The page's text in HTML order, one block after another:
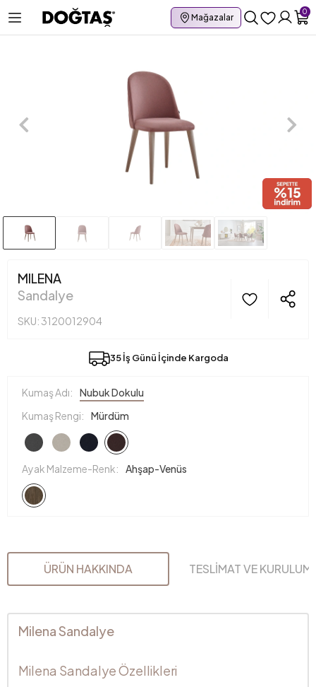
Mağazalar
0
MILENA
Sandalye
SKU: 3120012904
35 İş Günü İçinde Kargoda
Kumaş Adı:
Nubuk Dokulu
Kumaş Rengi:
Mürdüm
Ayak Malzeme-Renk: Ahşap-Venüs
ÜRÜN HAKKINDA TESLİMAT VE KURULUM
Milena Sandalye
Milena Sandalye Özellikleri